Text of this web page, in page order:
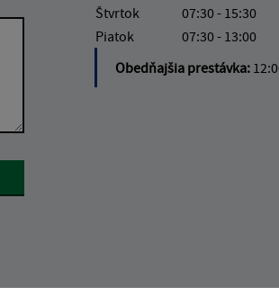
Štvrtok
07:30 - 15:30
Piatok
07:30 - 13:00
Obedňajšia prestávka: